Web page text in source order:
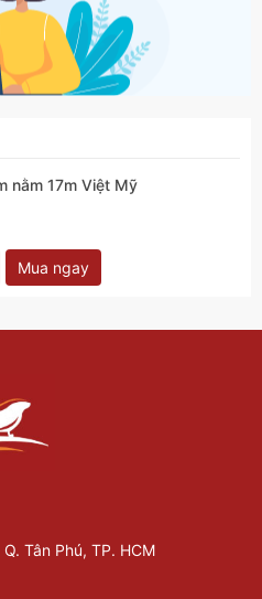
nằm 17m Việt Mỹ
Mua ngay
Tân Phú, TP. HCM